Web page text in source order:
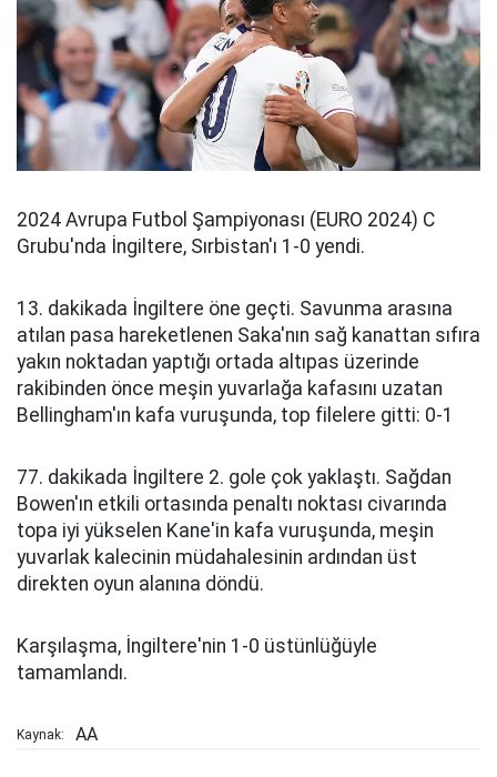
2024 Avrupa Futbol Şampiyonası (EURO 2024) C
Grubu'nda İngiltere, Sırbistan'ı 1-0 yendi.
13. dakikada İngiltere öne geçti. Savunma arasına
atılan pasa hareketlenen Saka'nın sağ kanattan sıfıra
yakın noktadan yaptığı ortada altıpas üzerinde
rakibinden önce meşin yuvarlağa kafasını uzatan
Bellingham'ın kafa vuruşunda, top filelere gitti: 0-1
77. dakikada İngiltere 2. gole çok yaklaştı. Sağdan
Bowen'ın etkili ortasında penaltı noktası civarında
topa iyi yükselen Kane'in kafa vuruşunda, meşin
yuvarlak kalecinin müdahalesinin ardından üst
direkten oyun alanına döndü.
Karşılaşma, İngiltere'nin 1-0 üstünlüğüyle
tamamlandı.
Kaynak: AA